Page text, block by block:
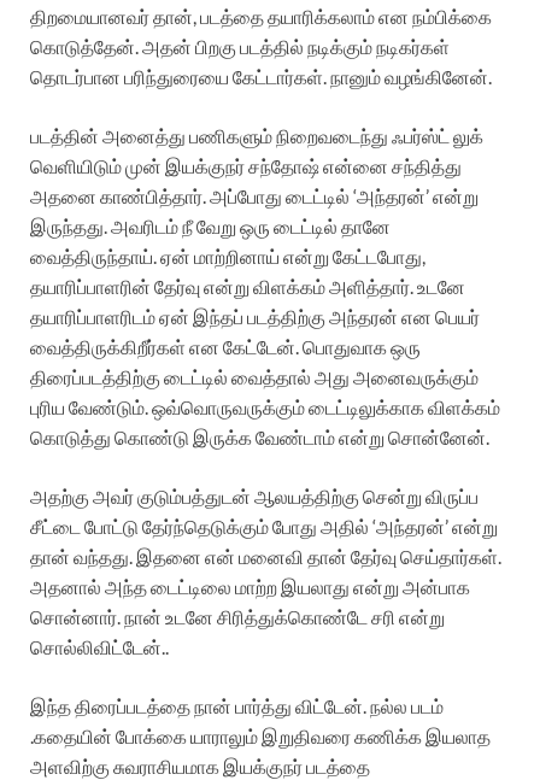
திறமையானவர் தான், படத்தை தயாரிக்கலாம் என நம்பிக்கை
கொடுத்தேன். அதன் பிறகு படத்தில் நடிக்கும் நடிகர்கள்
தொடர்பான பரிந்துரையை கேட்டார்கள். நானும் வழங்கினேன்.
படத்தின் அனைத்து பணிகளும் நிறைவடைந்து ஃபர்ஸ்ட் லுக்
வெளியிடும் முன் இயக்குநர் சந்தோஷ் என்னை சந்தித்து
அதனை காண்பித்தார். அப்போது டைட்டில் ‘அந்தரன்’ என்று
இருந்தது. அவரிடம் நீ வேறு ஒரு டைட்டில் தானே
வைத்திருந்தாய். ஏன் மாற்றினாய் என்று கேட்டபோது,
தயாரிப்பாளரின் தேர்வு என்று விளக்கம் அளித்தார். உடனே
தயாரிப்பாளரிடம் ஏன் இந்தப் படத்திற்கு அந்தரன் என பெயர்
வைத்திருக்கிறீர்கள் என கேட்டேன். பொதுவாக ஒரு
திரைப்படத்திற்கு டைட்டில் வைத்தால் அது அனைவருக்கும்
புரிய வேண்டும். ஒவ்வொருவருக்கும் டைட்டிலுக்காக விளக்கம்
கொடுத்து கொண்டு இருக்க வேண்டாம் என்று சொன்னேன்.
அதற்கு அவர் குடும்பத்துடன் ஆலயத்திற்கு சென்று விருப்ப
சீட்டை போட்டு தேர்ந்தெடுக்கும் போது அதில் ‘அந்தரன்’ என்று
தான் வந்தது. இதனை என் மனைவி தான் தேர்வு செய்தார்கள்.
அதனால் அந்த டைட்டிலை மாற்ற இயலாது என்று அன்பாக
சொன்னார். நான் உடனே சிரித்துக்கொண்டே சரி என்று
சொல்லிவிட்டேன்..
இந்த திரைப்படத்தை நான் பார்த்து விட்டேன். நல்ல படம்
.கதையின் போக்கை யாராலும் இறுதிவரை கணிக்க இயலாத
அளவிற்கு சுவராசியமாக இயக்குநர் படத்தை